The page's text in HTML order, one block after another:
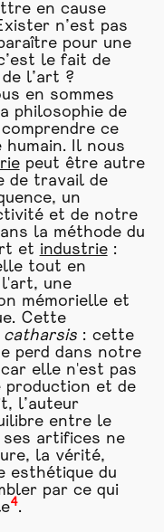
en cause
n’est pas
pour une
le fait de
l’art ?
en sommes
philosophie de
ce
humain. Il nous
peut être autre
de travail de
un
et de notre
la méthode du
et industrie:
tout en
une
mémorielle et
Cette
catharsis: cette
perd dans notre
elle n'est pas
production et de
l’auteur
entre le
artifices ne
la vérité,
esthétique du
par ce qui
4.